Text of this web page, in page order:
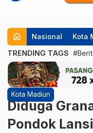
home Nasional Kota
TRENDING TAGS
Kota Madiun
Diduga
Pondok